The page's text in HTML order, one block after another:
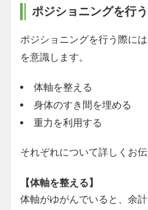
ポジショニングを行
ポジショニングを行う際に
を意識します。
体軸を整える
身体のすき間を埋める
重力を利用する
それぞれについて詳しくお伝
【体軸を整える】
体軸がゆがんでいると、余